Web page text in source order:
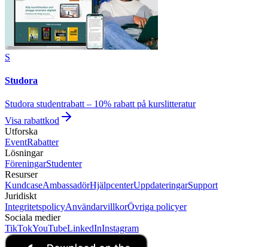
S
Studora
Studora studentrabatt – 10% rabatt på kurslitteratur
Visa rabattkod
Utforska
EventRabatter
Lösningar
FöreningarStudenter
Resurser
KundcaseAmbassadörHjälpcenterUppdateringarSupport
Juridiskt
IntegritetspolicyAnvändarvillkorÖvriga policyer
Sociala medier
TikTokYouTubeLinkedInInstagram